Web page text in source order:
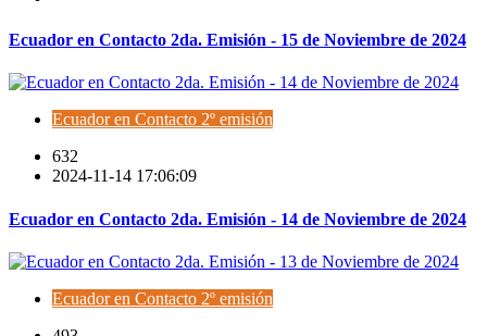
Ecuador en Contacto 2da. Emisión - 15 de Noviembre de 2024
Ecuador en Contacto 2º emisión
632
2024-11-14 17:06:09
Ecuador en Contacto 2da. Emisión - 14 de Noviembre de 2024
Ecuador en Contacto 2º emisión